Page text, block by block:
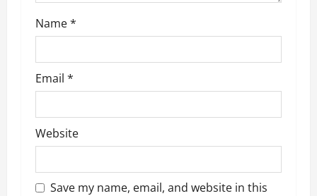
Name*
Email *
Website
Save my name, email, and website in this